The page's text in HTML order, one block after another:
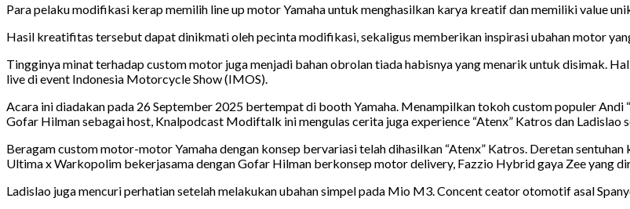
Para pelaku modifikasi kerap memilih line up motor Yamaha untuk menghasilkan karya kreatif dan memiliki value
Hasil kreatifitas tersebut dapat dinikmati oleh pecinta modifikasi, sekaligus memberikan inspirasi ubahan motor
Tingginya minat terhadap custom motor juga menjadi bahan obrolan tiada habisnya yang menarik untuk disimak.
live di event Indonesia Motorcycle Show (IMOS).
Acara ini diadakan pada 26 September 2025 bertempat di booth Yamaha. Menampilkan tokoh custom populer Andi
Gofar Hilman sebagai host, Knalpodcast Modiftalk ini mengulas cerita juga experience “Atenx” Katros dan Ladislao
Beragam custom motor-motor Yamaha dengan konsep bervariasi telah dihasilkan “Atenx” Katros. Deretan
Ultima x Warkopolim bekerjasama dengan Gofar Hilman berkonsep motor delivery, Fazzio Hybrid gaya Zee yang
Ladislao juga mencuri perhatian setelah melakukan ubahan simpel pada Mio M3. Concent ceator otomotif asal